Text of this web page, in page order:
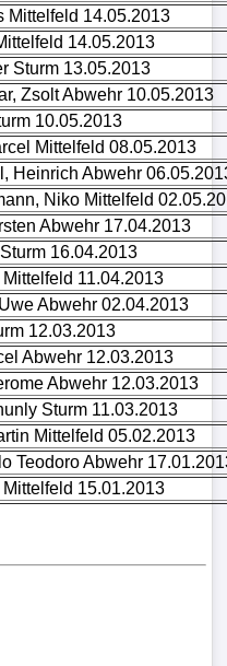
Mittelfeld 14.05.2013
14.05.2013
Sturm 13.05.2013
Zsolt Abwehr 10.05.2013
10.05.2013
Mittelfeld 08.05.2013
Heinrich Abwehr
Niko Mittelfeld
Abwehr 17.04.2013
16.04.2013
11.04.2013
Abwehr 02.04.2013
12.03.2013
Abwehr 12.03.2013
Abwehr 12.03.2013
Sturm 11.03.2013
Mittelfeld 05.02.2013
Teodoro Abwehr
15.01.2013